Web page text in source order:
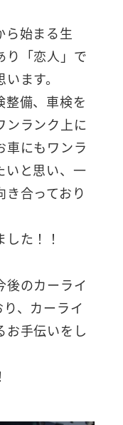
ら始まる生
り「恋人」で
ます。
整備、車検を
ンランク上に
車にもワンラ
いと思い、一
合っており
た！！
後のカーライ
、カーライ
お手伝いをし